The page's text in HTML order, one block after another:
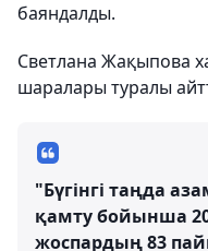
баяндалды.
Светлана Жақыпова
шаралары туралы
"Бүгінгі таңда
қамту бойынша
жоспардың 83